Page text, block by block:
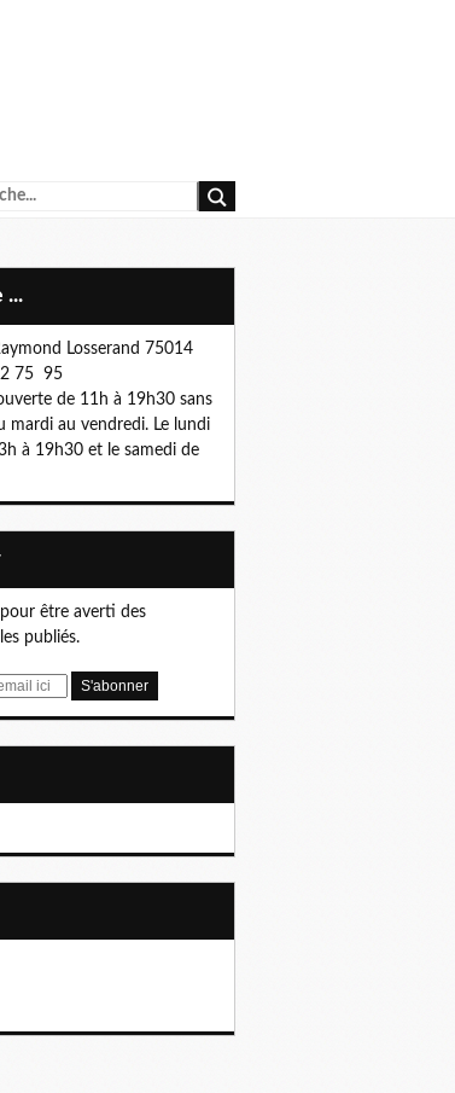
...
Losserand 75014
75 95
de 11h à 19h30 sans
mardi au vendredi. Le lundi
à 19h30 et le samedi de
être averti des
publiés.